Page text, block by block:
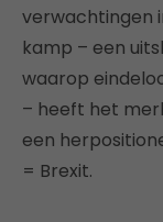
verwachtingen
kamp – een
waarop
– heeft het
een
= Brexit.